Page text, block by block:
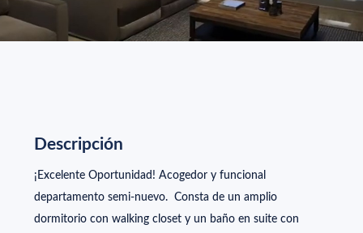
Precio UF
2550
Cotizar
Descripción
¡Excelente Oportunidad! Acogedor y funcional
departamento semi-nuevo. Consta de un amplio
dormitorio con walking closet y un baño en suite con